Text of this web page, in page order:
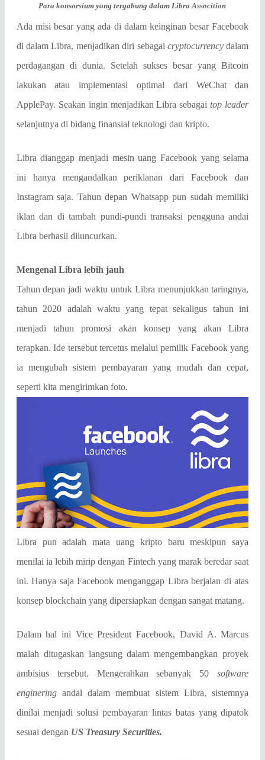
Para konsorsium yang tergabung dalam Libra Assocition
Ada misi besar yang ada di dalam keinginan besar Facebook
di dalam Libra, menjadikan diri sebagai cryptocurrencydalam
perdagangan di dunia. Setelah sukses besar yang Bitcoin
lakukan atau implementasi optimal dari WeChat dan
ApplePay. Seakan ingin menjadikan Libra sebagaitop leader
selanjutnya di bidang finansial teknologi dan kripto.
Libra dianggap menjadi mesin uang Facebook yang selama
ini hanya mengandalkan periklanan dari Facebook dan
Instagram saja. Tahun depan Whatsapp pun sudah memiliki
iklan dan di tambah pundi-pundi transaksi pengguna andai
Libra berhasil diluncurkan.
Mengenal Libra lebih jauh
Tahun depan jadi waktu untuk Libra menunjukkan taringnya,
tahun 2020 adalah waktu yang tepat sekaligus tahun ini
menjadi tahun promosi akan konsep yang akan Libra
terapkan. Ide tersebut tercetus melalui pemilik Facebook yang
ia mengubah sistem pembayaran yang mudah dan cepat,
seperti kita mengirimkan foto.
Libra pun adalah mata uang kripto baru meskipun saya
menilai ia lebih mirip dengan Fintech yang marak beredar saat
ini. Hanya saja Facebook menganggap Libra berjalan di atas
konsep blockchain yang dipersiapkan dengan sangat matang.
Dalam hal ini Vice President Facebook, David A. Marcus
malah ditugaskan langsung dalam mengembangkan proyek
ambisius tersebut. Mengerahkan sebanyak 50software
engineringandal dalam membuat sistem Libra, sistemnya
dinilai menjadi solusi pembayaran lintas batas yang dipatok
sesuai dengan US Treasury Securities.